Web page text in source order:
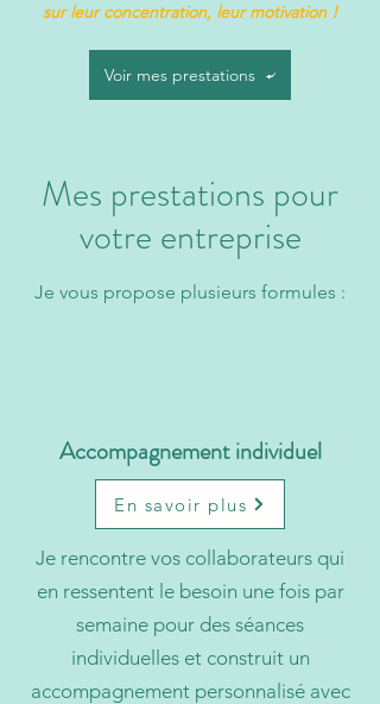
sur leur concentration, leur motivation !
Voir mes prestations
Mes prestations pour
votre entreprise
Je vous propose plusieurs formules :
Accompagnement individuel
En savoir plus
Je rencontre vos collaborateurs qui
en ressentent le besoin une fois par
semaine pour des séances
individuelles et construit un
accompagnement personnalisé avec